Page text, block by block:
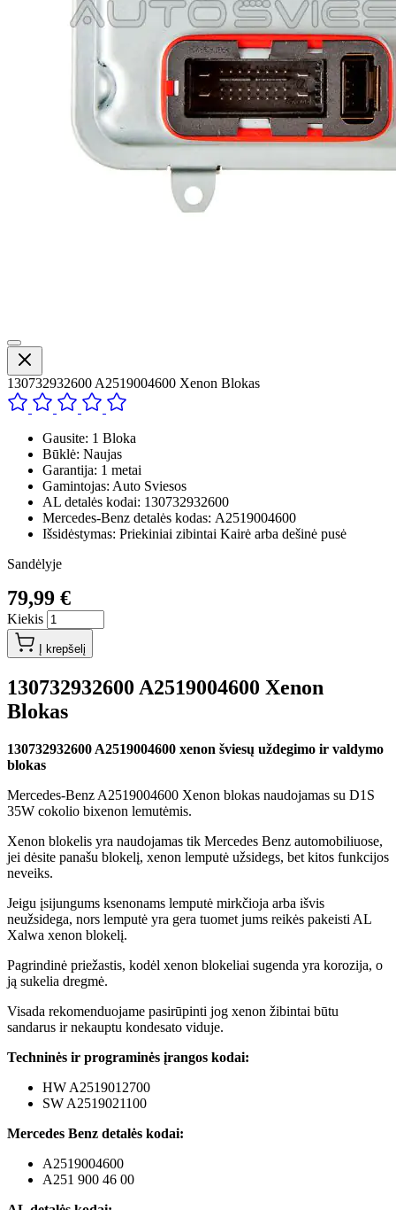
130732932600 A2519004600 Xenon Blokas
Gausite: 1 Bloka
Būklė: Naujas
Garantija: 1 metai
Gamintojas: Auto Sviesos
AL detalės kodai: 130732932600
Mercedes-Benz detalės kodas: A2519004600
Išsidėstymas: Priekiniai zibintai Kairė arba dešinė pusė
Sandėlyje
79,99 €
Kiekis
Į krepšelį
130732932600 A2519004600 Xenon
Blokas
130732932600 A2519004600 xenon šviesų uždegimo ir valdymo
blokas
Mercedes-Benz A2519004600 Xenon blokas naudojamas su D1S
35W cokolio bixenon lemutėmis.
Xenon blokelis yra naudojamas tik Mercedes Benz automobiliuose,
jei dėsite panašu blokelį, xenon lemputė užsidegs, bet kitos funkcijos
neveiks.
Jeigu įsijungums ksenonams lemputė mirkčioja arba išvis
neužsidega, nors lemputė yra gera tuomet jums reikės pakeisti AL
Xalwa xenon blokelį.
Pagrindinė priežastis, kodėl xenon blokeliai sugenda yra korozija, o
ją sukelia dregmė.
Visada rekomenduojame pasirūpinti jog xenon žibintai būtu
sandarus ir nekauptu kondesato viduje.
Techninės ir programinės įrangos kodai:
HW A2519012700
SW A2519021100
Mercedes Benz detalės kodai:
A2519004600
A251 900 46 00